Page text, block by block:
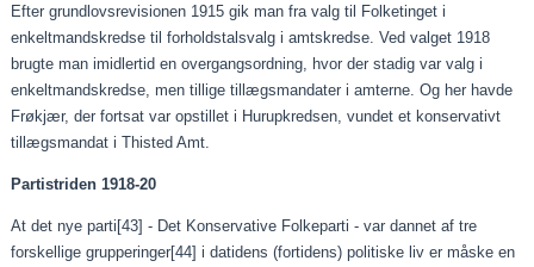
Efter grundlovsrevisionen 1915 gik man fra valg til Folketinget i
enkeltmandskredse til forholdstalsvalg i amtskredse. Ved valget 1918
brugte man imidlertid en overgangsordning, hvor der stadig var valg i
enkeltmandskredse, men tillige tillægsmandater i amterne. Og her havde
Frøkjær, der fortsat var opstillet i Hurupkredsen, vundet et konservativt
tillægsmandat i Thisted Amt.
Partistriden 1918-20
At det nye parti[43] - Det Konservative Folkeparti - var dannet af tre
forskellige grupperinger[44] i datidens (fortidens) politiske liv er måske en